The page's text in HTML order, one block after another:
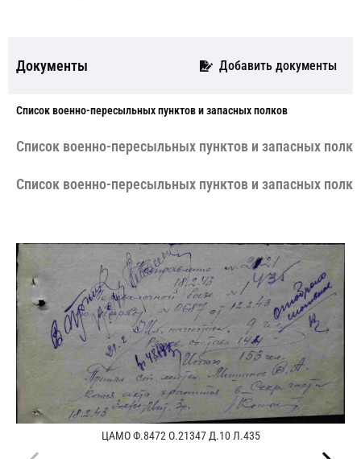
Документы Добавить документы
Cписок военно-пересыльных пунктов и запасных полков
Cписок военно-пересыльных пунктов и запасных
Cписок военно-пересыльных пунктов и запасных
ЦАМО Ф.8472 О.21347 Д.10 Л.435